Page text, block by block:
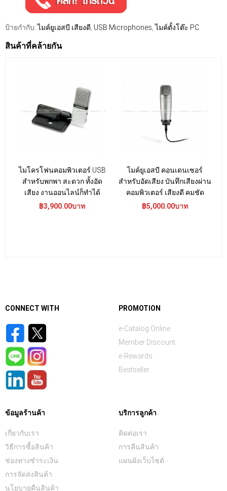
ป้ายกำกับ: ไมค์ยูเอสบี เสียงดี USB Microphones ,ไมค์ตั้งโต๊ะ PC
สินค้าที่คล้ายกัน
ไมโครโฟนคอมพิวเตอร์ USB
สำหรับพกพา สะดวก ทั้งอัด
เสียง งานออนไลน์ก็ทำได้
฿3,900.00บาท
ไมค์ยูเอสบี คอนเดนเซอร์
สำหรับอัดเสียง บันทึกเสียงผ่าน
คอมพิวเตอร์ เสียงดี คมชัด
฿5,000.00บาท
CONNECT WITH PROMOTION
e-Catalog Online
Member Discount
e-Rewards
Bestseller
ข้อมูลร้านค้า
เกี่ยวกับเรา
วิธีการซื้อสินค้า
ช่องทางชำระเงิน
การจัดส่งสินค้า
นโยบายคืนสินค้า
บริการลูกค้า
ติดต่อเรา
การคืนสินค้า
แผนผังเว็บไซต์